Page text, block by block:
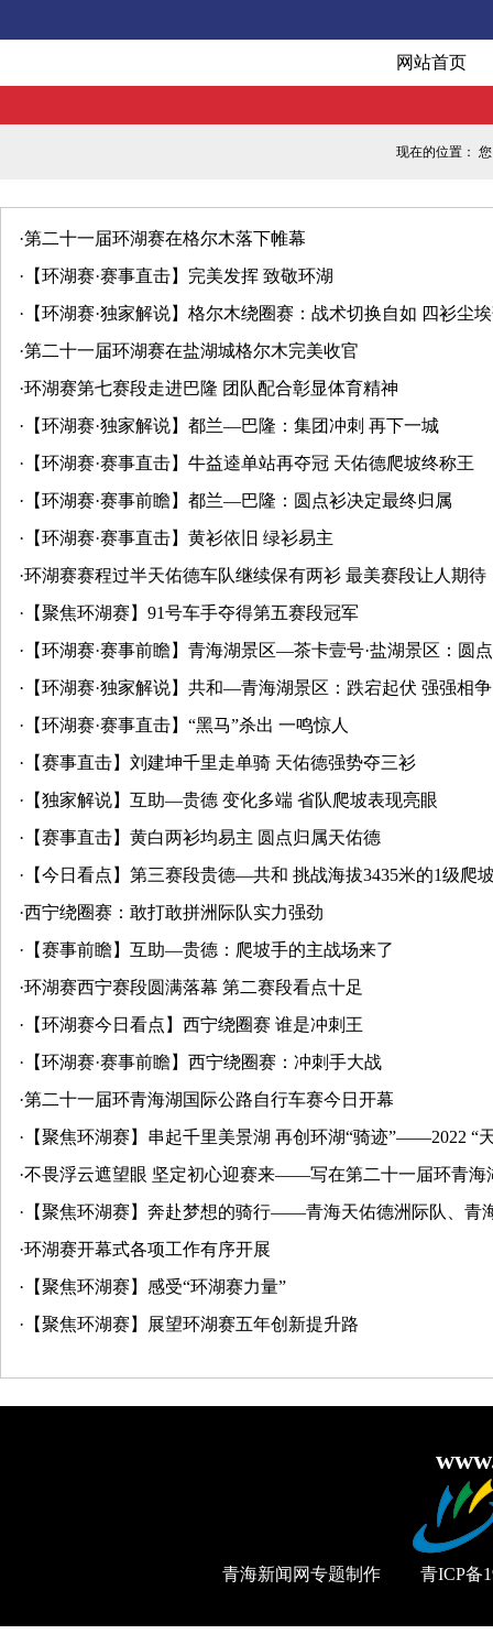
网站首页
现在的位置：
·第二十一届环湖赛在格尔木落下帷幕
· 【环湖赛·赛事直击】完美发挥 致敬环湖
· 【环湖赛·独家解说】格尔木绕圈赛：战术切换自如 四衫尘
·第二十一届环湖赛在盐湖城格尔木完美收官
·环湖赛第七赛段走进巴隆 团队配合彰显体育精神
· 【环湖赛·独家解说】都兰—巴隆：集团冲刺 再下一城
· 【环湖赛·赛事直击】牛益逵单站再夺冠 天佑德爬坡终称王
· 【环湖赛·赛事前瞻】都兰—巴隆：圆点衫决定最终归属
· 【环湖赛·赛事直击】黄衫依旧 绿衫易主
·环湖赛赛程过半天佑德车队继续保有两衫 最美赛段让人期待
· 【聚焦环湖赛】91号车手夺得第五赛段冠军
· 【环湖赛·赛事前瞻】青海湖景区—茶卡壹号·盐湖景区：圆
· 【环湖赛·独家解说】共和—青海湖景区：跌宕起伏 强强相争
· 【环湖赛·赛事直击】“黑马”杀出 一鸣惊人
· 【赛事直击】刘建坤千里走单骑 天佑德强势夺三衫
· 【独家解说】互助—贵德 变化多端 省队爬坡表现亮眼
· 【赛事直击】黄白两衫均易主 圆点归属天佑德
· 【今日看点】第三赛段贵德—共和 挑战海拔3435米的1级爬
·西宁绕圈赛：敢打敢拼洲际队实力强劲
· 【赛事前瞻】互助—贵德：爬坡手的主战场来了
·环湖赛西宁赛段圆满落幕 第二赛段看点十足
· 【环湖赛今日看点】西宁绕圈赛 谁是冲刺王
· 【环湖赛·赛事前瞻】西宁绕圈赛：冲刺手大战
·第二十一届环青海湖国际公路自行车赛今日开幕
· 【聚焦环湖赛】串起千里美景湖 再创环湖“骑迹”——2022 “
·不畏浮云遮望眼 坚定初心迎赛来——写在第二十一届环青海
· 【聚焦环湖赛】奔赴梦想的骑行——青海天佑德洲际队、青
·环湖赛开幕式各项工作有序开展
· 【聚焦环湖赛】感受“环湖赛力量”
· 【聚焦环湖赛】展望环湖赛五年创新提升路
青海新闻网专题制作 青ICP备